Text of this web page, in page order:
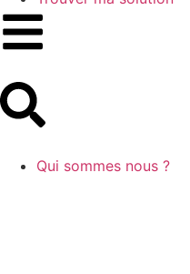
Qui sommes nous ?